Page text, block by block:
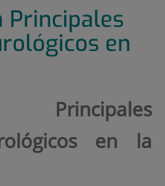
Principales
en
Principales
en la